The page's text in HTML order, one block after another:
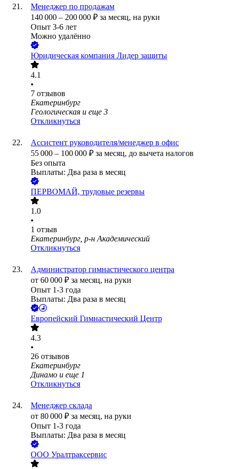
Менеджер по продажам
140 000 – 200 000 ₽ за месяц, на руки
Опыт 3-6 лет
Можно удалённо
Юридическая компания Лидер защиты
4.1
•
7 отзывов
Екатеринбург
Геологическая и еще 3
Откликнуться
Ассистент руководителя/менеджер в офис
55 000 – 100 000 ₽ за месяц, до вычета налогов
Без опыта
Выплаты: Два раза в месяц
ПЕРВОМАЙ, трудовые резервы
1.0
•
1 отзыв
Екатеринбург, р-н Академический
Откликнуться
Администратор гимнастического центра
от 60 000 ₽ за месяц, на руки
Опыт 1-3 года
Выплаты: Два раза в месяц
Европейский Гимнастический Центр
4.3
•
26 отзывов
Екатеринбург
Динамо и еще 1
Откликнуться
Менеджер склада
от 80 000 ₽ за месяц, на руки
Опыт 1-3 года
Выплаты: Два раза в месяц
ООО Уралтраксервис